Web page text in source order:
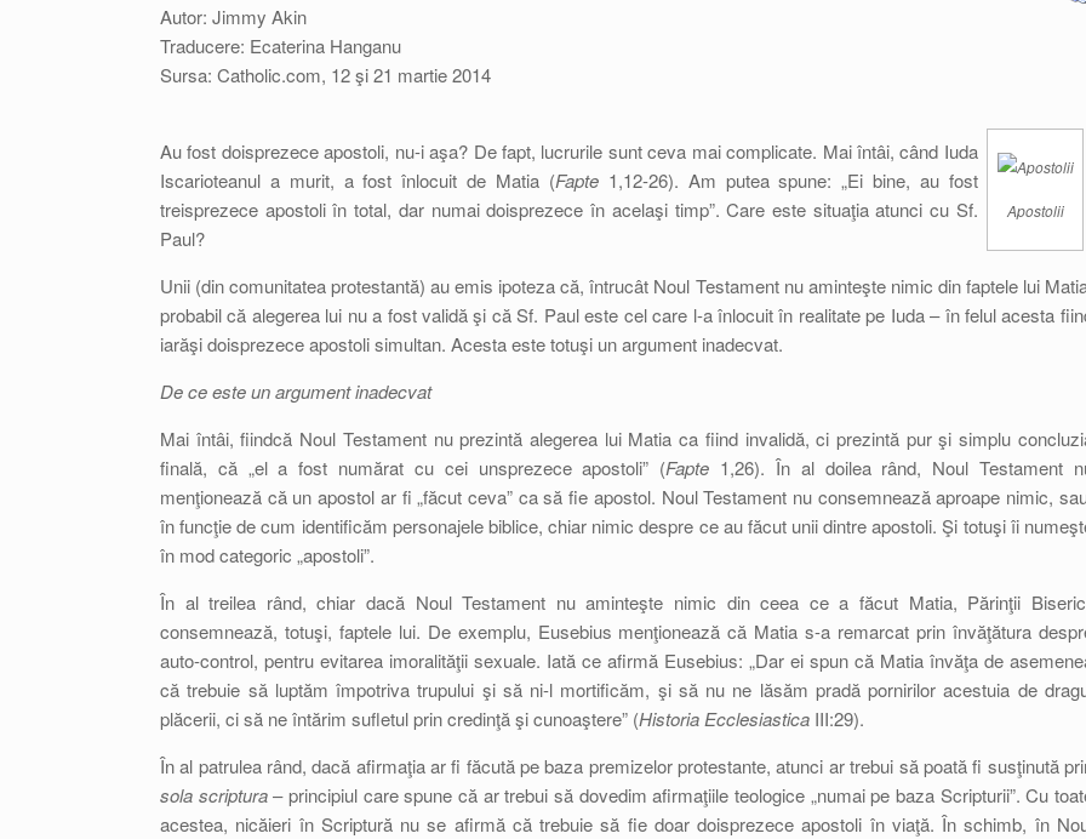
Autor: Jimmy Akin
Traducere: Ecaterina Hanganu
Sursa: Catholic.com, 12 şi 21 martie 2014
Apostolii
Au fost doisprezece apostoli, nu-i aşa? De fapt, lucrurile sunt ceva mai complicate. Mai întâi, când Iuda
Iscarioteanul a murit, a fost înlocuit de Matia (Fapte1,12-26). Am putea spune: „Ei bine, au fost
treisprezece apostoli în total, dar numai doisprezece în acelaşi timp”. Care este situaţia atunci cu Sf.
Paul?
Unii (din comunitatea protestantă) au emis ipoteza că, întrucât Noul Testament nu aminteşte nimic din faptele lui
probabil că alegerea lui nu a fost validă şi că Sf. Paul este cel care l-a înlocuit în realitate pe Iuda – în felul acesta
iarăşi doisprezece apostoli simultan. Acesta este totuşi un argument inadecvat.
De ce este un argument inadecvat
Mai întâi, fiindcă Noul Testament nu prezintă alegerea lui Matia ca fiind invalidă, ci prezintă pur şi simplu
finală, că „el a fost numărat cu cei unsprezece apostoli” (Fapte 1,26). În al doilea rând, Noul Testament
menţionează că un apostol ar fi „făcut ceva” ca să fie apostol. Noul Testament nu consemnează aproape nimic,
în funcţie de cum identificăm personajele biblice, chiar nimic despre ce au făcut unii dintre apostoli. Şi totuşi îi
în mod categoric „apostoli”.
În al treilea rând, chiar dacă Noul Testament nu aminteşte nimic din ceea ce a făcut Matia, Părinţii
consemnează, totuşi, faptele lui. De exemplu, Eusebius menţionează că Matia s-a remarcat prin învăţătura
auto-control, pentru evitarea imoralităţii sexuale. Iată ce afirmă Eusebius: „Dar ei spun că Matia învăţa de
că trebuie să luptăm împotriva trupului şi să ni-l mortificăm, şi să nu ne lăsăm pradă pornirilor acestuia de
plăcerii, ci să ne întărim sufletul prin credinţă şi cunoaştere” (Historia Ecclesiastica III:29).
În al patrulea rând, dacă afirmaţia ar fi făcută pe baza premizelor protestante, atunci ar trebui să poată fi susţinută
sola scriptura– principiul care spune că ar trebui să dovedim afirmaţiile teologice „numai pe baza Scripturii”. Cu
acestea, nicăieri în Scriptură nu se afirmă că trebuie să fie doar doisprezece apostoli în viaţă. În schimb, în